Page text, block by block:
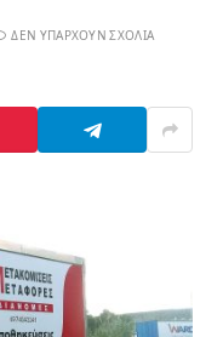
ΔΕΝ ΥΠΆΡΧΟΥΝ ΣΧΌΛΙΑ